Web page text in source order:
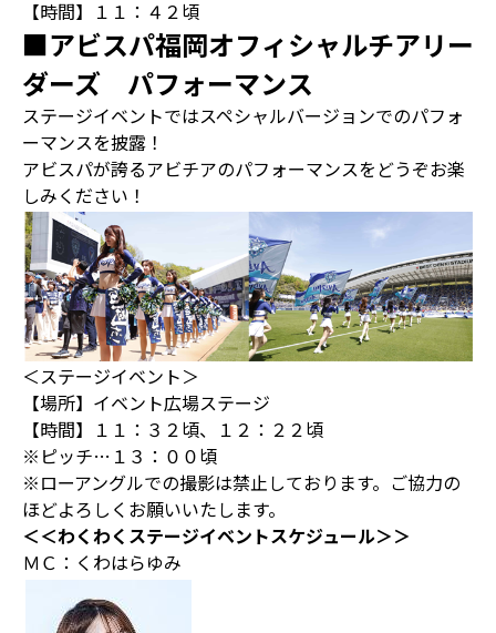
【時間】１１：４２頃
■アビスパ福岡オフィシャルチアリー
ダーズ パフォーマンス
ステージイベントではスペシャルバージョンでのパフォ
ーマンスを披露！
アビスパが誇るアビチアのパフォーマンスをどうぞお楽
しみください！
＜ステージイベント＞
【場所】イベント広場ステージ
【時間】１１：３２頃、１２：２２頃
※ピッチ…１３：００頃
※ローアングルでの撮影は禁止しております。ご協力の
ほどよろしくお願いいたします。
＜＜わくわくステージイベントスケジュール＞＞
ＭＣ：くわはらゆみ